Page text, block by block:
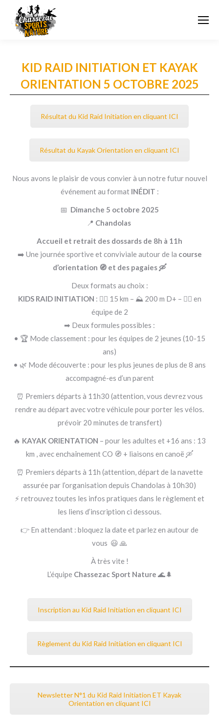
KID RAID INITIATION ET KAYAK
ORIENTATION 5 OCTOBRE 2025
Résultat du Kid Raid Initiation en cliquant ICI
Résultat du Kayak Orientation en cliquant ICI
Nous avons le plaisir de vous convier à un notre futur nouvel
événement au format INÉDIT :
📅 Dimanche 5 octobre 2025
📍 Chandolas
Accueil et retrait des dossards de 8h à 11h
➡️ Une journée sportive et conviviale autour de la course
d’orientation 🧭 et des pagaies 🛶
Deux formats au choix :
KIDS RAID INITIATION : 🏃‍♂ 15 km – ⛰ 200 m D+ – 👯‍♀ en
équipe de 2
➡ Deux formules possibles :
• 🏆 Mode classement : pour les équipes de 2 jeunes (10-15
ans)
• 🌿 Mode découverte : pour les plus jeunes de plus de 8 ans
accompagné-es d’un parent
⏰ Premiers départs à 11h30 (attention, vous devrez vous
rendre au départ avec votre véhicule pour porter les vélos.
prévoir 20 minutes de transfert)
🔥 KAYAK ORIENTATION – pour les adultes et +16 ans : 13
km , avec enchaînement CO 🧭 + liaisons en canoë 🛶
⏰ Premiers départs à 11h (attention, départ de la navette
assurée par l’organisation depuis Chandolas à 10h30)
⚡ retrouvez toutes les infos pratiques dans le règlement et
les liens d’inscription ci dessous.
👉 En attendant : bloquez la date et parlez en autour de
vous 😃 🙏
À très vite !
L’équipe Chassezac Sport Nature 🌊🌲
Inscription au Kid Raid Initiation en cliquant ICI
Règlement du Kid Raid Initiation en cliquant ICI
Newsletter N°1 du Kid Raid Initiation ET Kayak
Orientation en cliquant ICI